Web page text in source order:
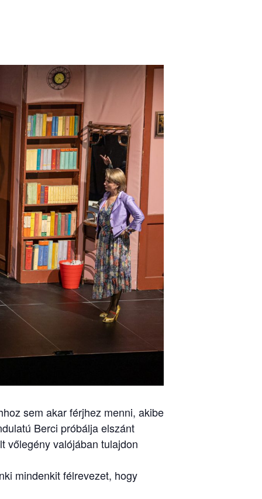
sem akar férjhez menni, akibe
Berci próbálja elszánt
vőlegény valójában tulajdon
mindenkit félrevezet, hogy